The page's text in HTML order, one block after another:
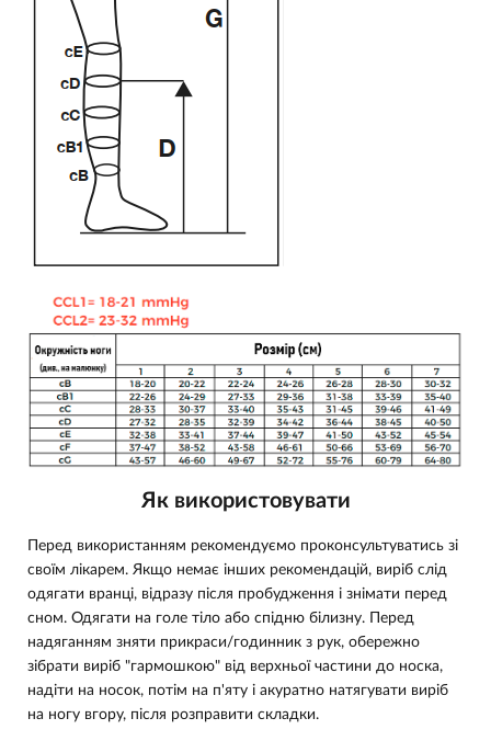
Як використовувати
Перед використанням рекомендуємо проконсультуватись зі
своїм лікарем. Якщо немає інших рекомендацій, виріб слід
одягати вранці, відразу після пробудження і знімати перед
сном. Одягати на голе тіло або спідню білизну. Перед
надяганням зняти прикраси/годинник з рук, обережно
зібрати виріб "гармошкою" від верхньої частини до носка,
надіти на носок, потім на п'яту і акуратно натягувати виріб
на ногу вгору, після розправити складки.